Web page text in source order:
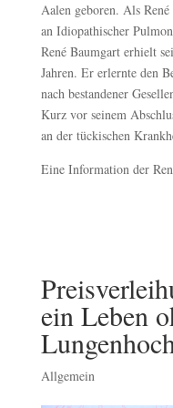
Aalen ge­boren. Als
an Idiopathischer
René Baumgart erhielt
Jahren. Er erlernte den
nach bestandener
Kurz vor seinem
an der tückischen
Eine Information der
ein Leben
Allgemein